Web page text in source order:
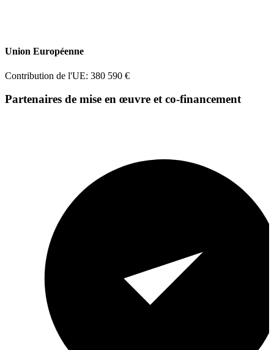
Union Européenne
Contribution de l'UE: 380 590 €
Partenaires de mise en œuvre et co-financement